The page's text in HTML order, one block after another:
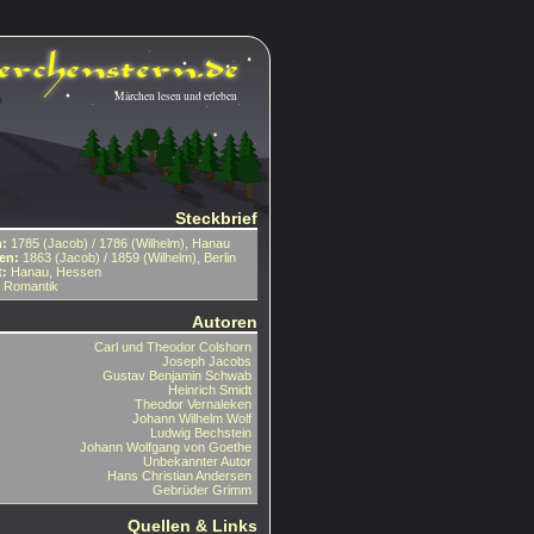
Märchen lesen und erleben
Steckbrief
1785 (Jacob) / 1786 (Wilhelm), Hanau
1863 (Jacob) / 1859 (Wilhelm), Berlin
Hanau, Hessen
Romantik
Autoren
Carl und Theodor Colshorn
Joseph Jacobs
Gustav Benjamin Schwab
Heinrich Smidt
Theodor Vernaleken
Johann Wilhelm Wolf
Ludwig Bechstein
Johann Wolfgang von Goethe
Unbekannter Autor
Hans Christian Andersen
Gebrüder Grimm
Quellen & Links